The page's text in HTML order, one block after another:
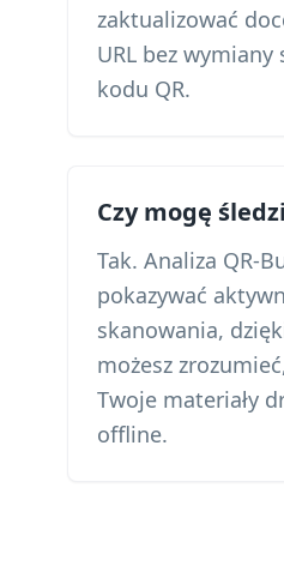
zaktualizować
URL bez
kodu QR.
Czy mogę
Tak. Analiza QR-
pokazywać
skanowania,
możesz
Twoje materiały
offline.